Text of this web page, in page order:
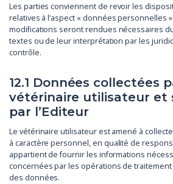
Les parties conviennent de revoir les
relatives à l’aspect « données personnelles
modifications seront rendues nécessaires
textes ou de leur interprétation par les
contrôle.
12.1 Données collectées
vétérinaire utilisateur et
par l’Editeur
Le vétérinaire utilisateur est amené à
à caractère personnel, en qualité de
appartient de fournir les informations
concernées par les opérations de
des données.